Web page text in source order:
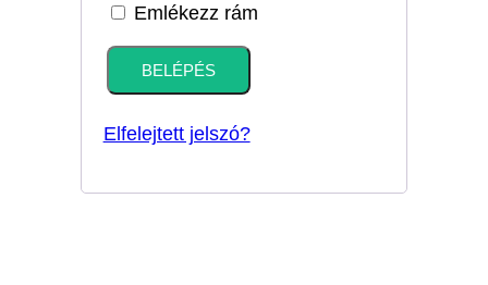
Emlékezz rám
BELÉPÉS
Elfelejtett jelszó?